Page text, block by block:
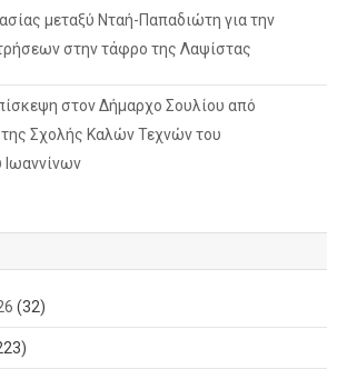
μεταξύ Νταή-Παπαδιώτη για την
στην τάφρο της Λαψίστας
στον Δήμαρχο Σουλίου από
Σχολής Καλών Τεχνών του
Ιωαννίνων
(32)